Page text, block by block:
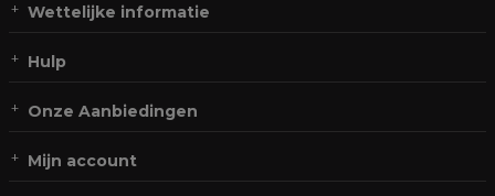
Wettelijke informatie
Hulp
Onze Aanbiedingen
Mijn account